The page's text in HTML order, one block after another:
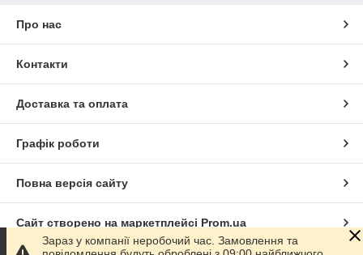
Про нас
Контакти
Доставка та оплата
Графік роботи
Повна версія сайту
Сайт створено на маркетплейсі Prom.ua
Зараз у компанії неробочий час. Замовлення та